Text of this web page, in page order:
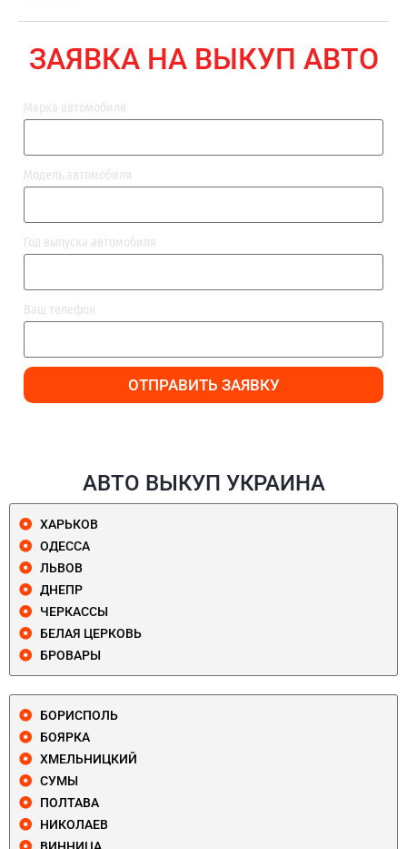
ЗАЯВКА НА ВЫКУП АВТО
Марка автомобиля
Модель автомобиля
Год выпуска автомобиля
Ваш телефон
ОТПРАВИТЬ ЗАЯВКУ
АВТО ВЫКУП УКРАИНА
ХАРЬКОВ
ОДЕССА
ЛЬВОВ
ДНЕПР
ЧЕРКАССЫ
БЕЛАЯ ЦЕРКОВЬ
БРОВАРЫ
БОРИСПОЛЬ
БОЯРКА
ХМЕЛЬНИЦКИЙ
СУМЫ
ПОЛТАВА
НИКОЛАЕВ